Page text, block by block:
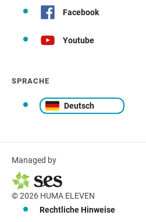
Facebook
Youtube
SPRACHE
Deutsch
Managed by
© 2026 HUMA ELEVEN
Rechtliche Hinweise